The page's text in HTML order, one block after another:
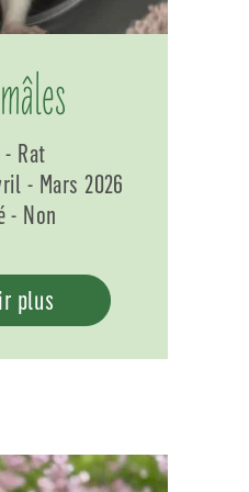
- Rat
- Mars 2026
- Non
plus